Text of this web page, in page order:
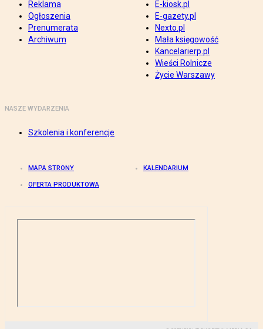
Reklama
Ogłoszenia
Prenumerata
Archiwum
E-kiosk.pl
E-gazety.pl
Nexto.pl
Mała księgowość
Kancelarierp.pl
Wieści Rolnicze
Życie Warszawy
NASZE WYDARZENIA
Szkolenia i konferencje
MAPA STRONY KALENDARIUM
OFERTA PRODUKTOWA